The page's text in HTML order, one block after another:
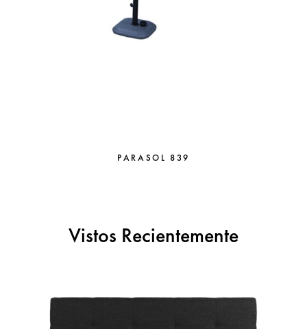
PARASOL 839
Vistos Recientemente